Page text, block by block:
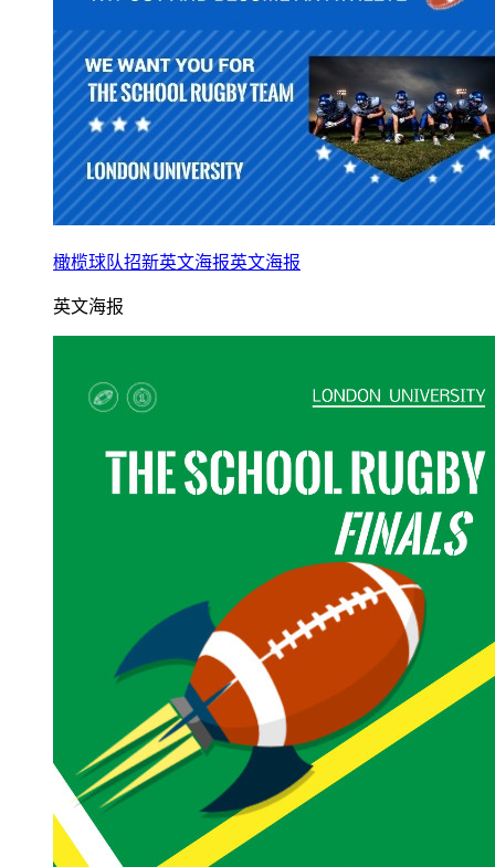
橄榄球队招新英文海报英文海报
英文海报